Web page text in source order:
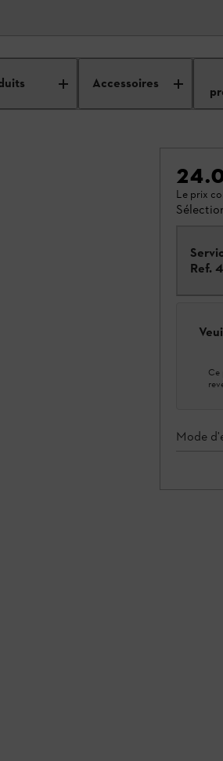
Accessoires
Le prix
Ref.
Ce
Mode